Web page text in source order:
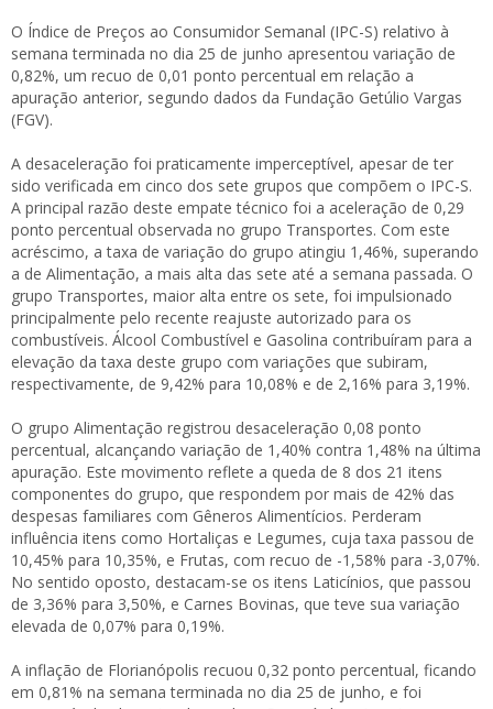
O Índice de Preços ao Consumidor Semanal (IPC-S) relativo à
semana terminada no dia 25 de junho apresentou variação de
0,82%, um recuo de 0,01 ponto percentual em relação a
apuração anterior, segundo dados da Fundação Getúlio Vargas
(FGV).
A desaceleração foi praticamente imperceptível, apesar de ter
sido verificada em cinco dos sete grupos que compõem o IPC-S.
A principal razão deste empate técnico foi a aceleração de 0,29
ponto percentual observada no grupo Transportes. Com este
acréscimo, a taxa de variação do grupo atingiu 1,46%, superando
a de Alimentação, a mais alta das sete até a semana passada. O
grupo Transportes, maior alta entre os sete, foi impulsionado
principalmente pelo recente reajuste autorizado para os
combustíveis. Álcool Combustível e Gasolina contribuíram para a
elevação da taxa deste grupo com variações que subiram,
respectivamente, de 9,42% para 10,08% e de 2,16% para 3,19%.
O grupo Alimentação registrou desaceleração 0,08 ponto
percentual, alcançando variação de 1,40% contra 1,48% na última
apuração. Este movimento reflete a queda de 8 dos 21 itens
componentes do grupo, que respondem por mais de 42% das
despesas familiares com Gêneros Alimentícios. Perderam
influência itens como Hortaliças e Legumes, cuja taxa passou de
10,45% para 10,35%, e Frutas, com recuo de -1,58% para -3,07%.
No sentido oposto, destacam-se os itens Laticínios, que passou
de 3,36% para 3,50%, e Carnes Bovinas, que teve sua variação
elevada de 0,07% para 0,19%.
A inflação de Florianópolis recuou 0,32 ponto percentual, ficando
em 0,81% na semana terminada no dia 25 de junho, e foi